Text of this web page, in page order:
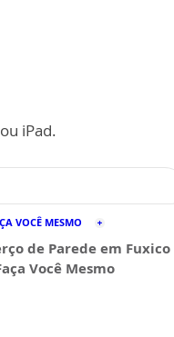
iPad.
VOCÊ MESMO
de Parede em Fuxico
Você Mesmo